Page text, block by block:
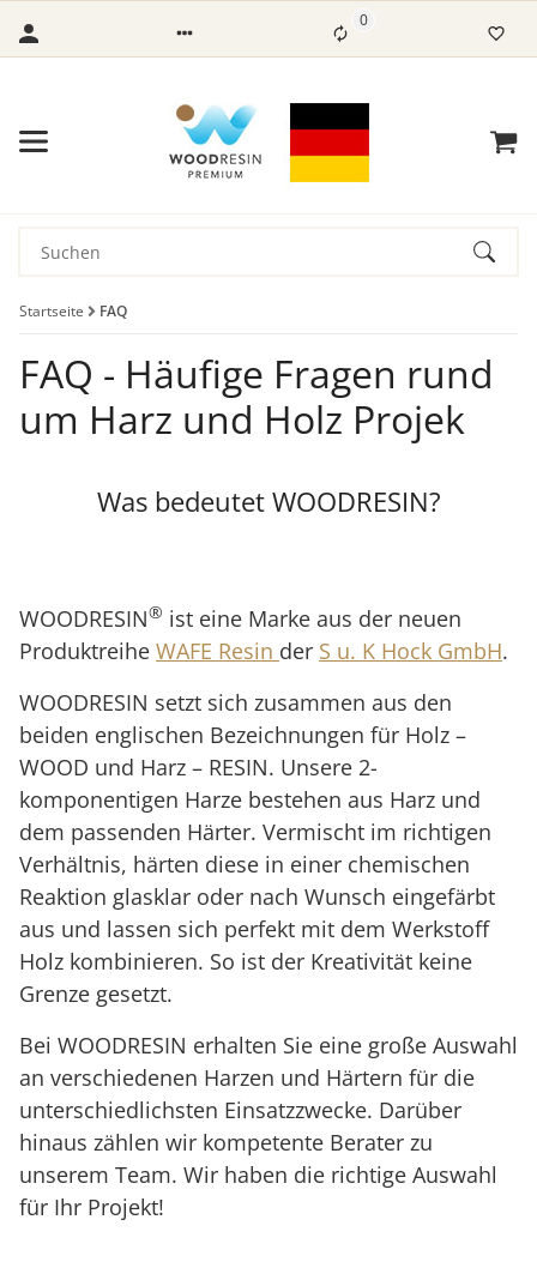
0
Startseite FAQ
FAQ - Häufige Fragen rund
um Harz und Holz Projek
Was bedeutet WOODRESIN?
WOODRESIN® ist eine Marke aus der neuen
Produktreihe WAFE Resin der S u. K Hock GmbH.
WOODRESIN setzt sich zusammen aus den
beiden englischen Bezeichnungen für Holz –
WOOD und Harz – RESIN. Unsere 2-
komponentigen Harze bestehen aus Harz und
dem passenden Härter. Vermischt im richtigen
Verhältnis, härten diese in einer chemischen
Reaktion glasklar oder nach Wunsch eingefärbt
aus und lassen sich perfekt mit dem Werkstoff
Holz kombinieren. So ist der Kreativität keine
Grenze gesetzt.
Bei WOODRESIN erhalten Sie eine große Auswahl
an verschiedenen Harzen und Härtern für die
unterschiedlichsten Einsatzzwecke. Darüber
hinaus zählen wir kompetente Berater zu
unserem Team. Wir haben die richtige Auswahl
für Ihr Projekt!